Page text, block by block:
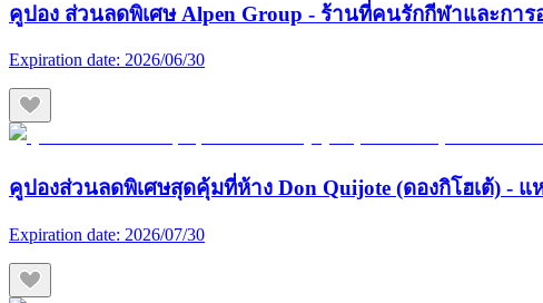
คูปอง ส่วนลดพิเศษ Alpen Group - ร้านที่คนรักกีฬาและกา
Expiration date: 2026/06/30
คูปองส่วนลดพิเศษสุดคุ้มที่ห้าง Don Quijote (ดองกิโฮเต้) -
Expiration date: 2026/07/30